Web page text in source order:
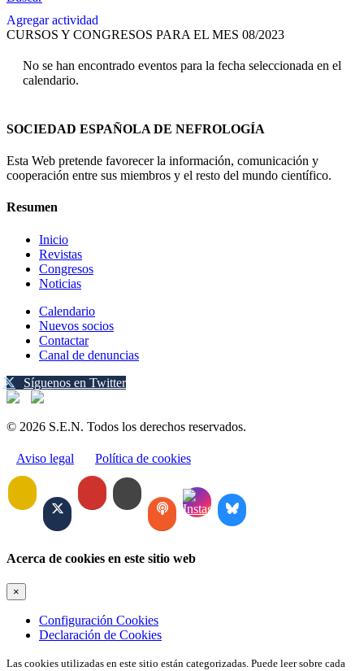
Agregar actividad
CURSOS Y CONGRESOS PARA EL MES 08/2023
No se han encontrado eventos para la fecha seleccionada en el
calendario.
SOCIEDAD ESPAÑOLA DE NEFROLOGÍA
Esta Web pretende favorecer la información, comunicación y
cooperación entre sus miembros y el resto del mundo científico.
Resumen
Inicio
Revistas
Congresos
Noticias
Calendario
Nuevos socios
Contactar
Canal de denuncias
Síguenos en Twitter
© 2026 S.E.N. Todos los derechos reservados.
Aviso legal Política de cookies
Acerca de cookies en este sitio web
×
Configuración Cookies
Declaración de Cookies
Las cookies utilizadas en este sitio están categorizadas. Puede leer sobre cada